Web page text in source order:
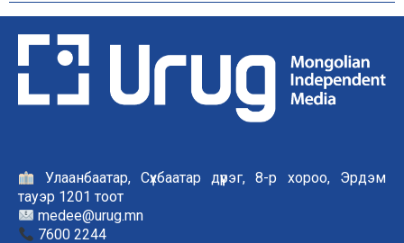
Улаанбаатар, Сүхбаатар дүүрэг, 8-р хороо, Эрдэм
тауэр 1201 тоот
medee@urug.mn
7600 2244